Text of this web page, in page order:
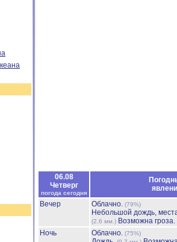
06.08
Четверг
погода сегодня
Вечер
Облачно. (79%)
Небольшой дождь,
(2.6 мм.) Возможна гроза.
Ночь
Облачно. (75%)